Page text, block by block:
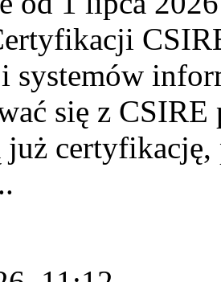
systemów
się z
już